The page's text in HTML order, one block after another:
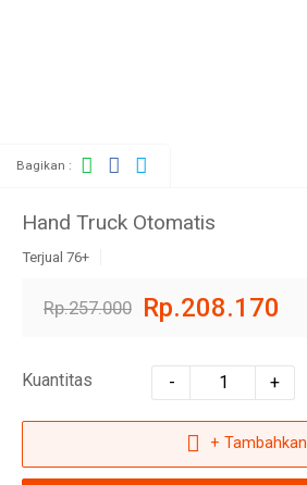
Bagikan :
Hand Truck Otomatis
Terjual 76+
Rp.257.000 Rp.208.170
Kuantitas - +
+ Tambahkan